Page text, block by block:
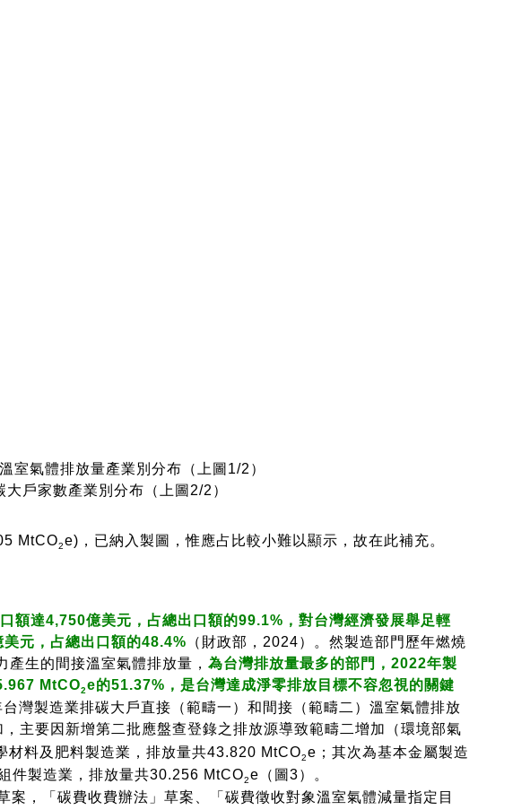
室氣體排放量產業別分布（上圖1/2）
戶家數產業別分布（上圖2/2）
MtCO2e)，已納入製圖，惟應占比較小難以顯示，故在此補充。
額達4,750億美元，占總出口額的99.1%，對台灣經濟發展舉足輕
元，占總出口額的48.4% （財政部，2024）。然製造部門歷年燃燒
產生的間接溫室氣體排放量，為台灣排放量最多的部門，2022年製
MtCO2e的51.37%，是台灣達成淨零排放目標不容忽視的關鍵
灣製造業排碳大戶直接（範疇一）和間接（範疇二）溫室氣體排放
主要因新增第二批應盤查登錄之排放源導致範疇二增加（環境部氣
材料及肥料製造業，排放量共43.820 MtCO2e；其次為基本金屬製造
件製造業，排放量共30.256 MtCO2e（圖3）。
，「碳費收費辦法」草案、「碳費徵收對象溫室氣體減量指定目